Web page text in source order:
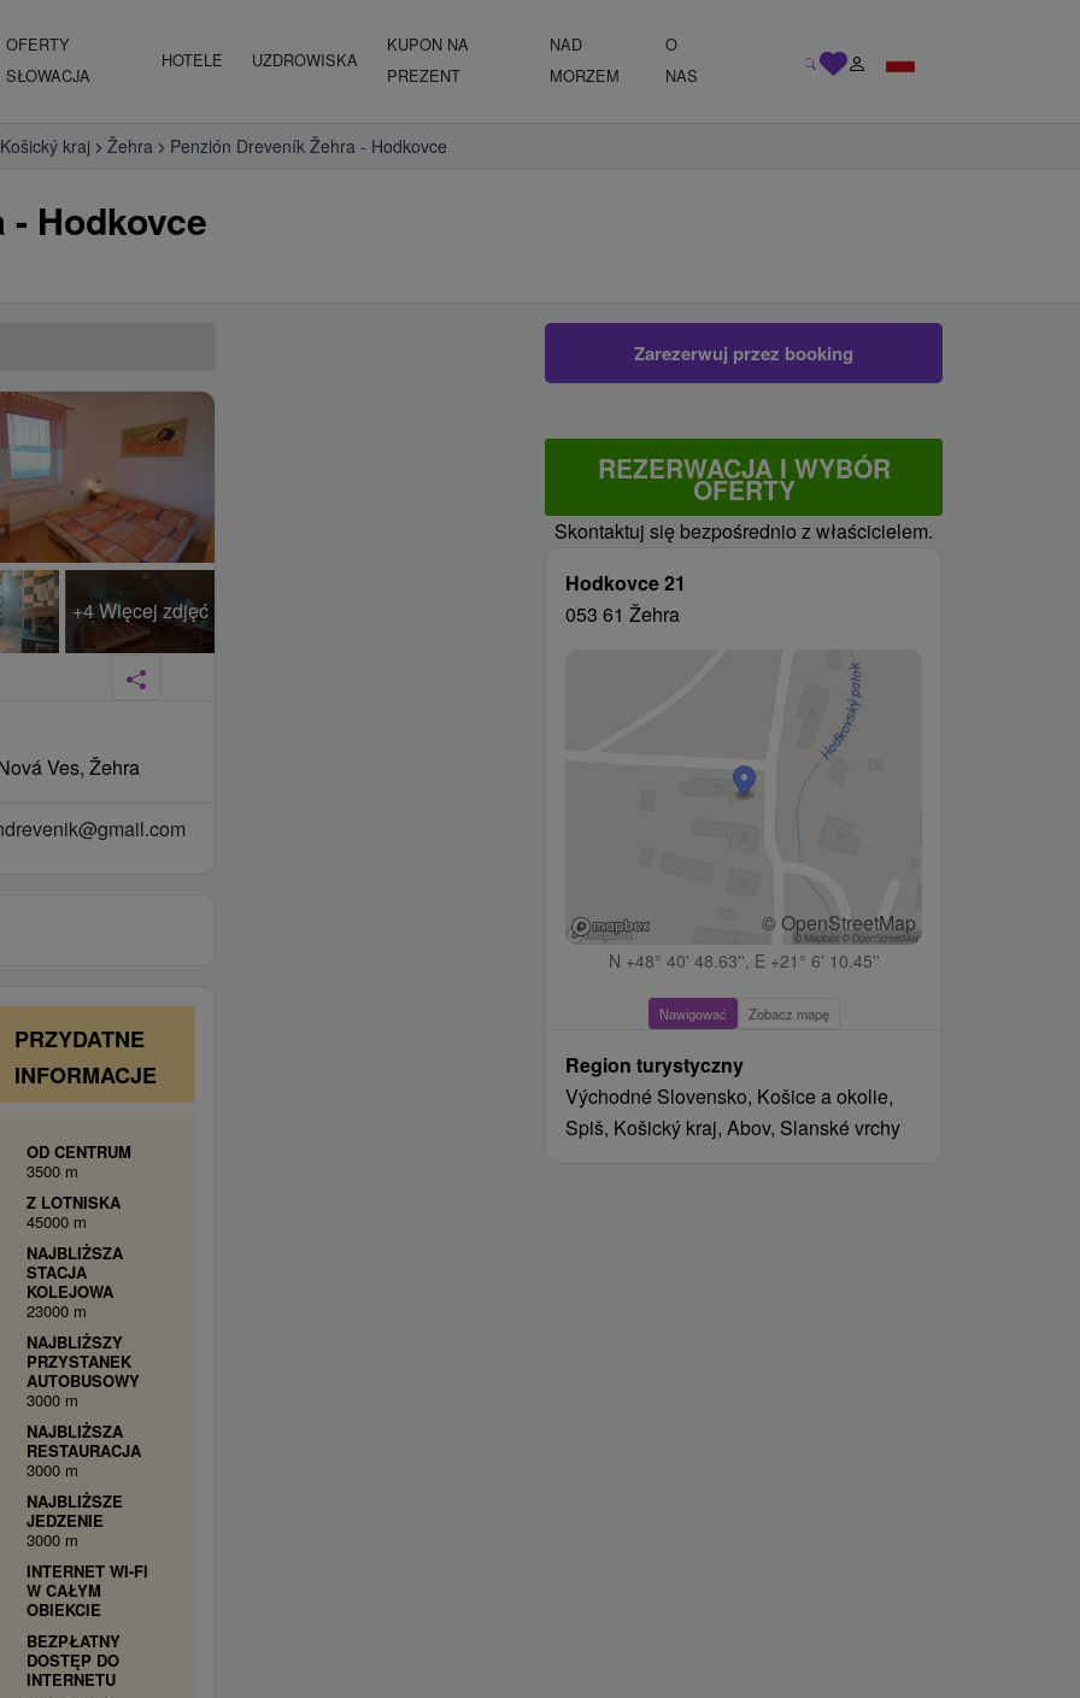
OFERTY
SŁOWACJA
HOTELE UZDROWISKA
KUPON NA
PREZENT
NAD
MORZEM
O
NAS
Košický kraj Žehra Penzión Dreveník Žehra - Hodkovce
- Hodkovce
Zarezerwuj przez booking
REZERWACJA I WYBÓR
OFERTY
Skontaktuj się bezpośrednio z właścicielem.
Hodkovce 21
053 61 Žehra
© OpenStreetMap
N +48° 40' 48.63'', E +21° 6' 10.45''
Nawigować Zobacz mapę
Region turystyczny
Východné Slovensko, Košice a okolie,
Spiš, Košický kraj, Abov, Slanské vrchy
+4 Więcej zdjęć
Ves, Žehra
PRZYDATNE
INFORMACJE
OD CENTRUM
3500 m
Z LOTNISKA
45000 m
NAJBLIŻSZA
STACJA
KOLEJOWA
23000 m
NAJBLIŻSZY
PRZYSTANEK
AUTOBUSOWY
3000 m
NAJBLIŻSZA
RESTAURACJA
3000 m
NAJBLIŻSZE
JEDZENIE
3000 m
INTERNET WI-FI
W CAŁYM
OBIEKCIE
BEZPŁATNY
DOSTĘP DO
INTERNETU